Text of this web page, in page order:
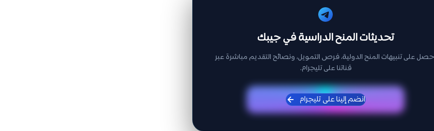
تحديثات المنح الدراسية في جيبك
على تنبيهات المنح الدولية، فرص التمويل، ونصائح التقديم مباشرة عبر
قناتنا على تليجرام.
انضم إلينا على تليجرام